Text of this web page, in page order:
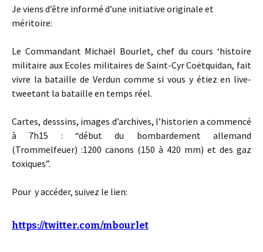
Je viens d’être informé d’une initiative originale et
méritoire:
Le Commandant Michaël Bourlet, chef du cours ‘histoire
militaire aux Ecoles militaires de Saint-Cyr Coëtquidan, fait
vivre la bataille de Verdun comme si vous y étiez en live-
tweetant la bataille en temps réel.
Cartes, desssins, images d’archives, l’historien a commencé
à 7h15 : “début du bombardement allemand
(Trommelfeuer) :1200 canons (150 à 420 mm) et des gaz
toxiques”.
Pour y accéder, suivez le lien:
https://twitter.com/mbourlet